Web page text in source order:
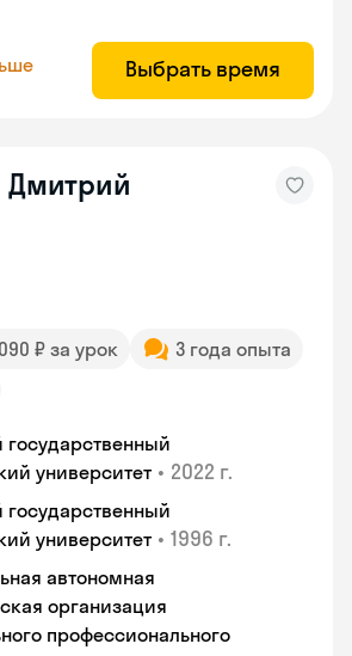
Выбрать время
Дмитрий
₽ за урок
3 года опыта
государственный
университет • 2022 г.
государственный
университет • 1996 г.
автономная
организация
профессионального